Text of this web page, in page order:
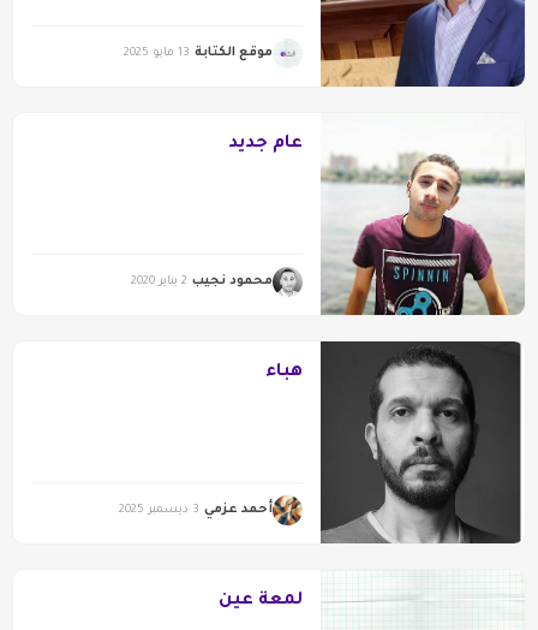
موقع الكتابة 13 مايو 2025
عام جديد
محمود نجيب 2 يناير 2020
هباء
أحمد عزمي 3 ديسمبر 2025
لمعة عين